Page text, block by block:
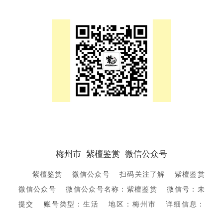
梅州市 紫檀鉴赏 微信公众号
紫檀鉴赏 微信公众号 扫码关注了解 紫檀鉴赏
微信公众号 微信公众号名称：紫檀鉴赏 微信号：未
提交 账号类型：生活 地区：梅州市 详细信息：